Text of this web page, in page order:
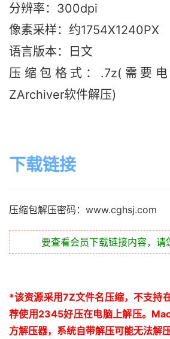
分辨率：300dpi
像素采样：约1754X1240PX
语言版本：日文
压缩包格式：.7z(需要
ZArchiver软件解压)
下载链接
压缩包解压密码：www.cghsj.com
要查看会员下载链接内容，请
*该资源采用7Z文件名压缩，不支持
荐使用2345好压在电脑上解压。
方解压器，系统自带解压可能无法解压